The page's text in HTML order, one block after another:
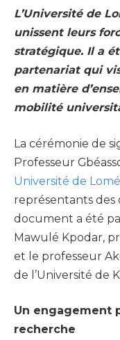
L’Université de
unissent leurs
stratégique. Il a
partenariat qui
en matière
mobilité
La cérémonie de
Professeur
Université de Lomé
représentants des
document a été
Mawulé Kpodar,
et le professeur
de l’Université de
Un engagement
recherche